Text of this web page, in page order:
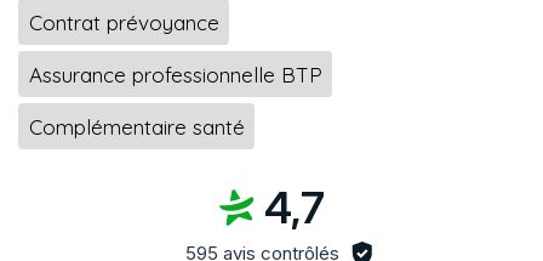
Contrat prévoyance
Assurance professionnelle BTP
Complémentaire santé
4,7
595 avis contrôlés